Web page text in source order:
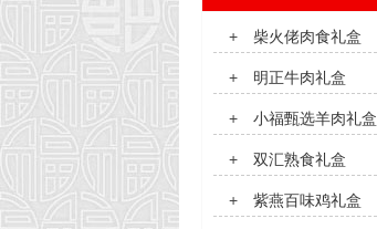
+ 柴火佬肉食礼盒
+ 明正牛肉礼盒
+ 小福甄选羊肉礼盒
+ 双汇熟食礼盒
+ 紫燕百味鸡礼盒